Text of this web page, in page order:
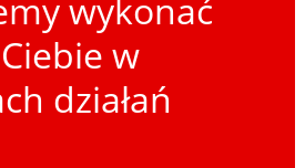
wykonać
w
działań